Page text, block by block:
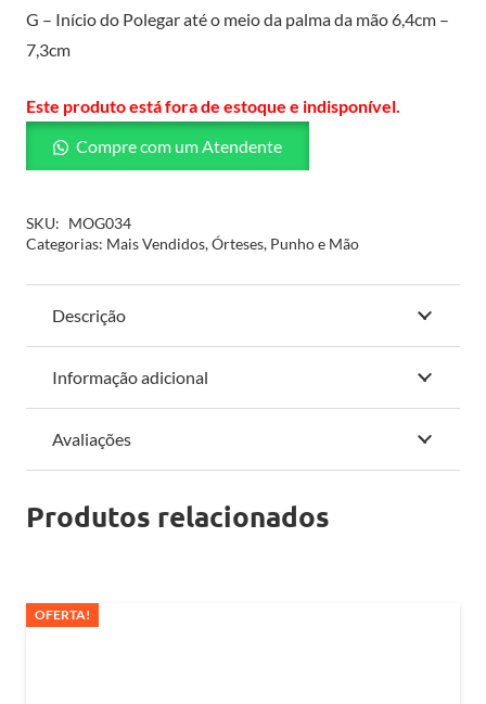
G – Início do Polegar até o meio da palma da mão 6,4cm –
7,3cm
Este produto está fora de estoque e indisponível.
Compre com um Atendente
SKU: MOG034
Categorias: Mais Vendidos,Órteses, Punho e Mão
Descrição
Informação adicional
Avaliações
Produtos relacionados
OFERTA!